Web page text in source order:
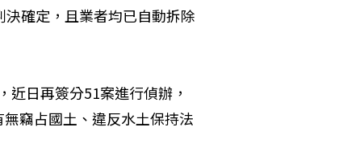
確定，且業者均已自動拆除
日再簽分51案進行偵辦，
竊占國土、違反水土保持法